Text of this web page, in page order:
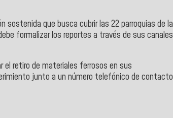
que busca cubrir las 22 parroquias de la
formalizar los reportes a través de sus canales
el retiro de materiales ferrosos en sus
junto a un número telefónico de contacto